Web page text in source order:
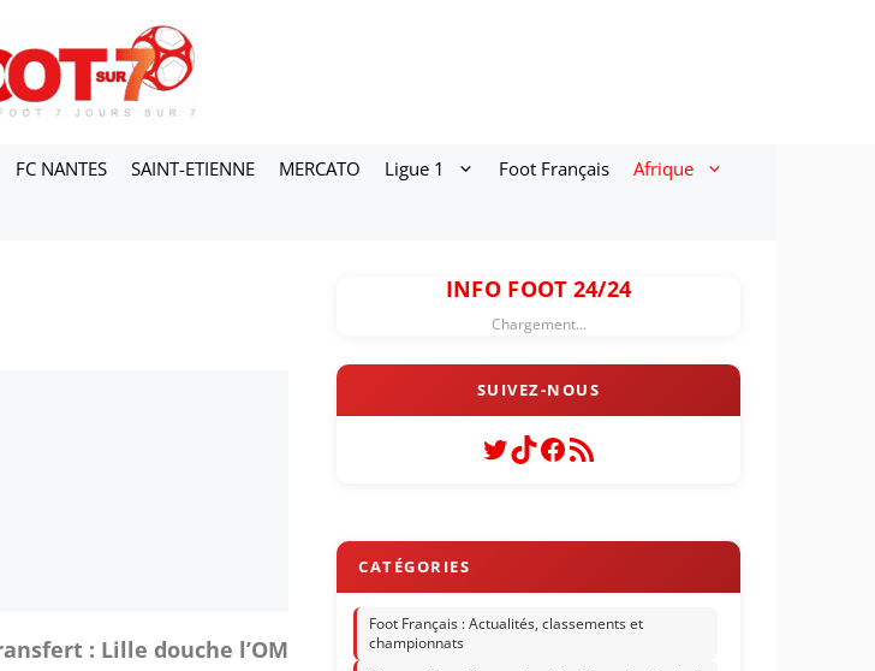
FC NANTES SAINT-ETIENNE MERCATO Ligue 1 Foot Français Afrique
: Lille douche l’OM
INFO FOOT 24/24
Chargement...
Twitter
TikTok
Facebook
Flux RSS
Foot Français : Actualités, classements et
championnats